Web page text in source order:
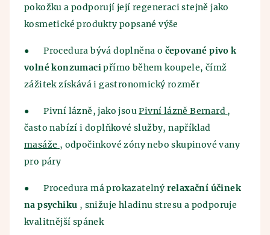
pokožku a podporují její regeneraci stejně jako
kosmetické produkty popsané výše
● Procedura bývá doplněna o čepované pivo k
volné konzumacipřímo během koupele, čímž
zážitek získává i gastronomický rozměr
● Pivní lázně, jako jsouPivní lázně Bernard ,
často nabízí i doplňkové služby, například
masáže , odpočinkové zóny nebo skupinové vany
pro páry
● Procedura má prokazatelný relaxační účinek
na psychiku , snižuje hladinu stresu a podporuje
kvalitnější spánek